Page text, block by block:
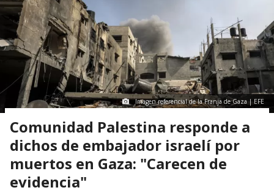
Imagen referencial de la Franja de Gaza | EFE
Comunidad Palestina responde a
dichos de embajador israelí por
muertos en Gaza: "Carecen de
evidencia"